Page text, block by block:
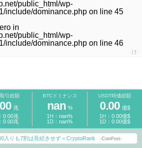
public_html/wp-
include/dominance.php on line 45
in
public_html/wp-
include/dominance.php on line 46
け
引総額 BTCドミナンス USDT時価総額
兆
0.00兆
0.00兆
nan %
1H：nan%
1D：nan%
0.00 億$
1H：0.00億$
1D：0.00億$
入りも7割は長続きせず＝CryptoRank -CoinPost-